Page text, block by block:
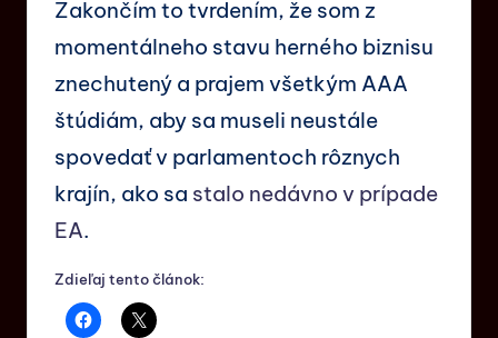
Zakončím to tvrdením, že som z
momentálneho stavu herného biznisu
znechutený a prajem všetkým AAA
štúdiám, aby sa museli neustále
spovedať v parlamentoch rôznych
krajín, ako sa stalo nedávno v prípade
EA.
Zdieľaj tento článok: